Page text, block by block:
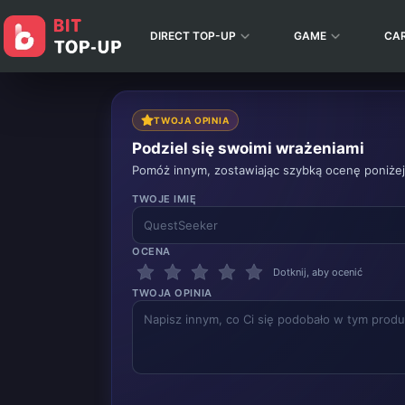
DIRECT TOP-UP GAME
TWOJA OPINIA
Podziel się swoimi wrażeniami
Pomóż innym, zostawiając szybką ocenę
TWOJE IMIĘ
OCENA
Dotknij, aby ocenić
TWOJA OPINIA